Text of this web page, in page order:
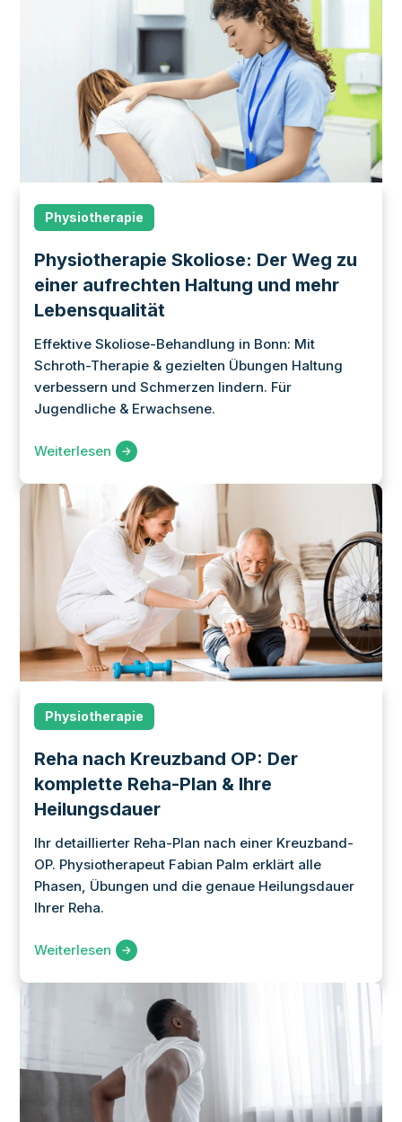
Physiotherapie
Physiotherapie Skoliose: Der Weg zu
einer aufrechten Haltung und mehr
Lebensqualität
Effektive Skoliose-Behandlung in Bonn: Mit
Schroth-Therapie & gezielten Übungen Haltung
verbessern und Schmerzen lindern. Für
Jugendliche & Erwachsene.
Weiterlesen
Physiotherapie
Reha nach Kreuzband OP: Der
komplette Reha-Plan & Ihre
Heilungsdauer
Ihr detaillierter Reha-Plan nach einer Kreuzband-
OP. Physiotherapeut Fabian Palm erklärt alle
Phasen, Übungen und die genaue Heilungsdauer
Ihrer Reha.
Weiterlesen